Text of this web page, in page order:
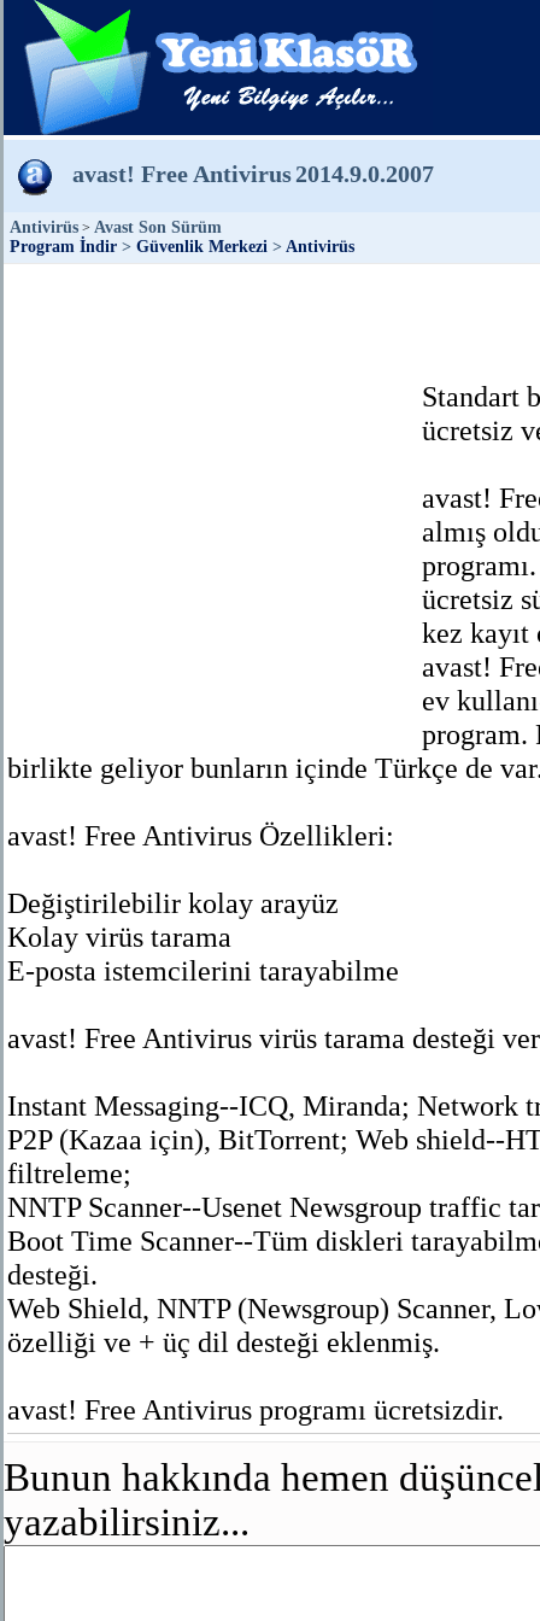
avast! Free Antivirus2014.9.0.2007
Antivirüs > Avast Son Sürüm
Program İndir > Güvenlik Merkezi > Antivirüs
Standart
ücretsiz
avast!
almış
ücretsiz
kez
avast!
ev
program.
birlikte geliyor bunların içinde Türkçe de
avast! Free Antivirus Özellikleri:
Değiştirilebilir kolay arayüz
Kolay virüs tarama
E-posta istemcilerini tarayabilme
avast! Free Antivirus virüs tarama desteği
Instant Messaging--ICQ, Miranda;
P2P (Kazaa için), BitTorrent; Web shield--
filtreleme;
NNTP Scanner--Usenet Newsgroup traffic
Boot Time Scanner--Tüm diskleri
desteği.
Web Shield, NNTP (Newsgroup) Scanner,
özelliği ve + üç dil desteği eklenmiş.
avast! Free Antivirus programı ücretsizdir.
Bunun hakkında hemen
yazabilirsiniz...